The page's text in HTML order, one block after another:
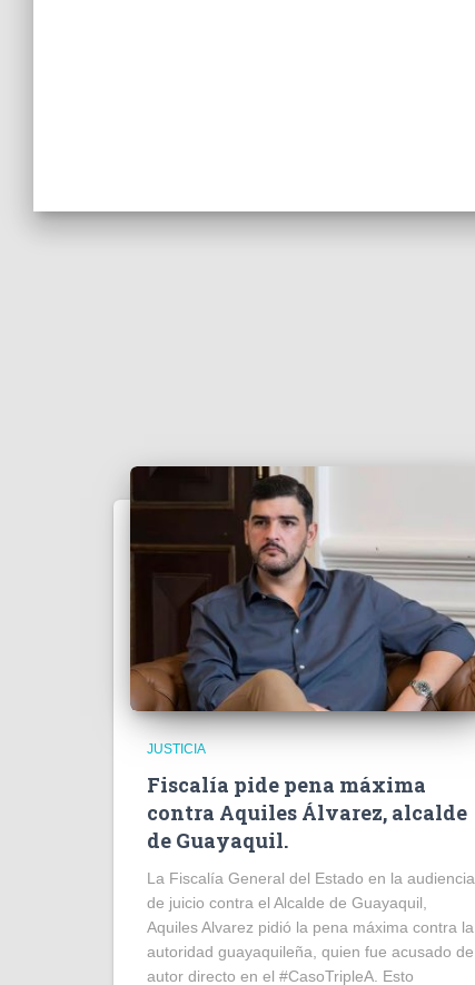
JUSTICIA
Fiscalía pide pena máxima
contra Aquiles Álvarez, alcalde
de Guayaquil.
La Fiscalía General del Estado en la audiencia
de juicio contra el Alcalde de Guayaquil,
Aquiles Alvarez pidió la pena máxima contra la
autoridad guayaquileña, quien fue acusado de
autor directo en el #CasoTripleA. Esto